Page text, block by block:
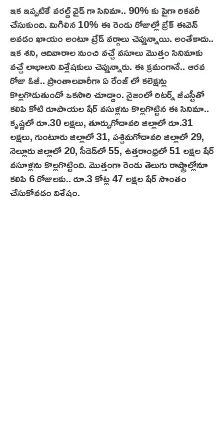
ఇక ఇప్ప‌టికే వరల్డ్ వైడ్ గా సినిమా.. 90% కు పైగా రికవరీ
చేసుకుంది. మిగిలిన 10% ఈ రెండు రోజుల్లో బ్రేక్ ఈవెన్
అవడం ఖాయం అంటూ ట్రేడ్ వర్గాలు చెప్తున్నాయి. అంతేకాదు..
ఇక శని, ఆదివారాల నుంచి వచ్చే వసూలు మొత్తం సినిమాకు
వచ్చే లాభాలని విశ్లేషకులు చెప్తున్నారు. ఈ క్రమంగానే.. ఆరవ
రోజు ఓజీ.. ప్రాంతాలవారీగా ఏ రేంజ్ లో కలెక్షన్లు
కొల్ల‌గొడుతుందో ఒకసారి చూద్దాం. నైజంలో రిటర్న్ జీఎస్టీతో
కలిపి కోటి రూపాయల షేర్ వ‌సుళ్లను కొల్లగొట్టిన ఈ సినిమా..
కృష్ణలో రూ.30 లక్షలు, తూర్పుగోదావరి జిల్లాలో రూ.31
ల‌క్ష‌లు, గుంటూరు జిల్లాలో 31, పశ్చిమగోదావరి జిల్లాలో 29,
నెల్లూరు జిల్లాలో 20, సీడెడ్‌లో 55, ఉత్తరాంధ్రలో 51 లక్షల షేర్
వ‌సూళ్లను కొల్లగొట్టింది. మొత్తంగా రెండు తెలుగు రాష్ట్రాల్లోనూ
కలిపి 6 రోజులకు.. రూ.3 కోట్ల 47 లక్షల షేర్ సొంతం
చేసుకోవడం విశేషం.